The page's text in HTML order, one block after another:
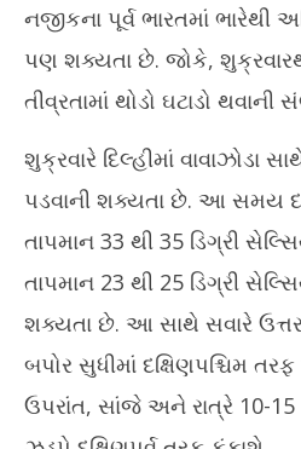
દિલ્હીમાં આગામી ત્રણ દિવસ
1,
નજીકના પૂર્વ ભારતમાં ભારેથી
પણ શક્યતા છે. જોકે,
તીવ્રતામાં થોડો ઘટાડો થવાની
શુક્રવારે દિલ્હીમાં વાવાઝોડા
પડવાની શક્યતા છે. આ સમય
તાપમાન 33 થી 35 ડિગ્રી
તાપમાન 23 થી 25 ડિગ્રી
શક્યતા છે. આ સાથે સવારે
બપોર સુધીમાં દક્ષિણપશ્ચિમ
ઉપરાંત, સાંજે અને રાત્રે 10-15